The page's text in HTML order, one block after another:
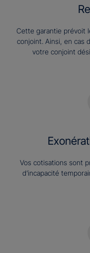
Cette garantie prévoit
conjoint. Ainsi, en cas
votre conjoint
Vos cotisations sont
d’incapacité